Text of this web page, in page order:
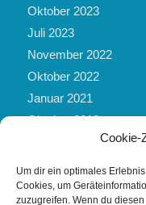
Cookie-
Um dir ein optimales
Cookies, um
zuzugreifen. Wenn du
Oktober 2023
Juli 2023
November 2022
Oktober 2022
Januar 2021
Oktober 2019
Februar 2017